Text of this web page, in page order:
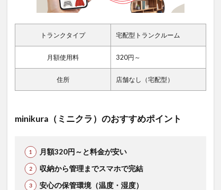
トランクタイプ 宅配型トランクルーム
月額使用料 320円～
住所 店舗なし（宅配型）
minikura（ミニクラ）のおすすめポイント
月額320円～と料金が安い
収納から管理までスマホで完結
安心の保管環境（温度・湿度）